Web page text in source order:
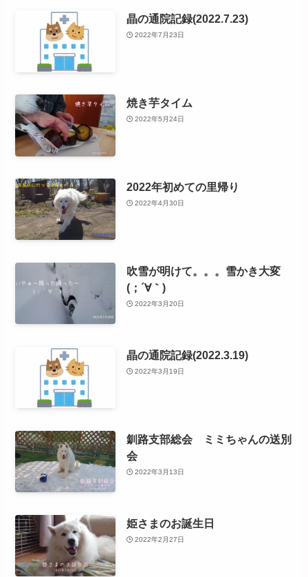
晶の通院記録(2022.7.23)
2022年7月23日
焼き芋タイム
2022年5月24日
2022年初めての里帰り
2022年4月30日
吹雪が明けて。。。雪かき大変
(；´∀｀)
2022年3月20日
晶の通院記録(2022.3.19)
2022年3月19日
釧路支部総会 ミミちゃんの送別
会
2022年3月13日
姫さまのお誕生日
2022年2月27日